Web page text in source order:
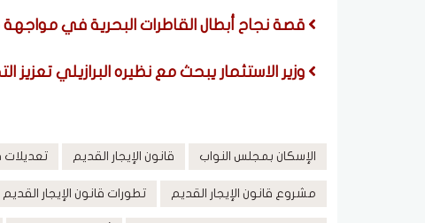
قصة نجاح أبطال القاطرات البحرية في
وزير الاستثمار يبحث مع نظيره البرازيلي تعزيز
الإسكان بمجلس النواب قانون الإيجار القديم تعديلات
مشروع قانون الإيجار القديم تطورات قانون الإيجار القديم